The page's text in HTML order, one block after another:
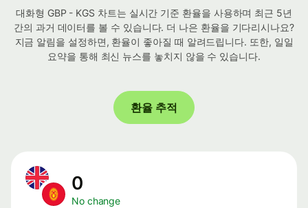
대화형 GBP - KGS 차트는 실시간 기준 환율을 사용하며 최근 5년
간의 과거 데이터를 볼 수 있습니다. 더 나은 환율을 기다리시나요?
지금 알림을 설정하면, 환율이 좋아질 때 알려드립니다. 또한, 일일
요약을 통해 최신 뉴스를 놓치지 않을 수 있습니다.
환율 추적
0
No change